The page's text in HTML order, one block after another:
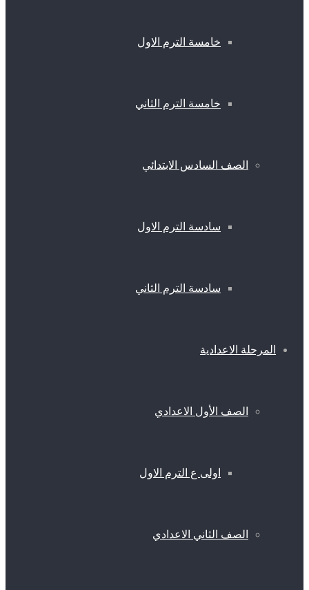
خامسة الترم الاول
خامسة الترم الثاني
الصف السادس الابتدائي
سادسة الترم الاول
سادسة الترم الثاني
المرحلة الاعدادية
الصف الأول الاعدادي
اولى ع الترم الاول
الصف الثاني الاعدادي